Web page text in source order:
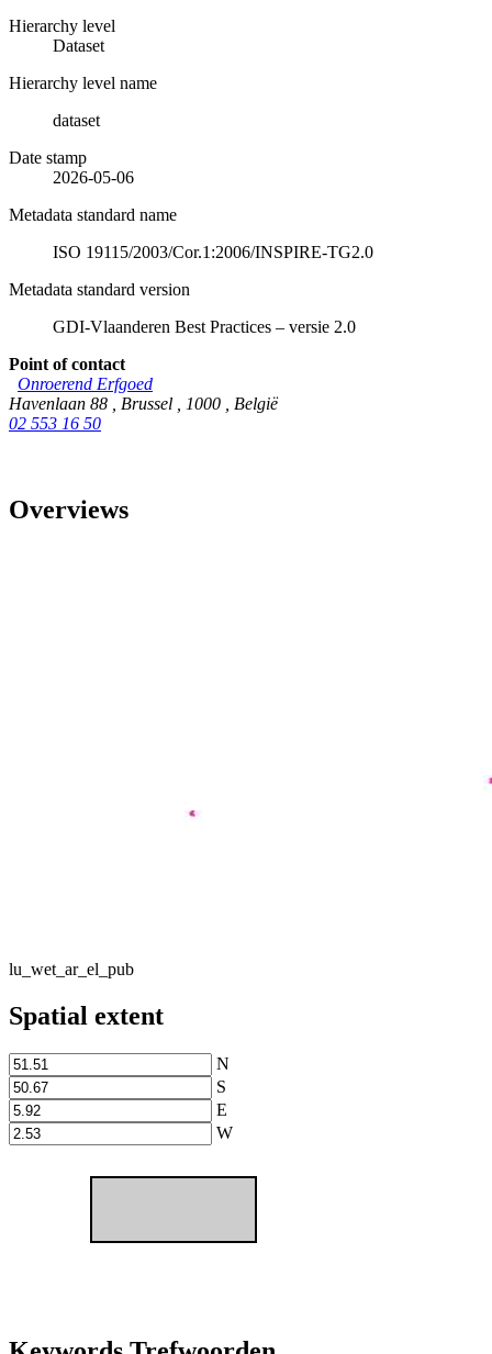
Hierarchy level
Dataset
Hierarchy level name
dataset
Date stamp
2026-05-06
Metadata standard name
ISO 19115/2003/Cor.1:2006/INSPIRE-TG2.0
Metadata standard version
GDI-Vlaanderen Best Practices – versie 2.0
Point of contact
Onroerend Erfgoed
Havenlaan 88
Brussel 1000
België
02 553 16 50
Overviews
lu_wet_ar_el_pub
Spatial extent
N
S
E
W